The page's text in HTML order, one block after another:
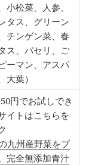
小松菜、人参、
タス、グリーン
チンゲン菜、春
ス、パセリ、ご
ーマン、アスパ
大葉）
円でお試しでき
イトはこちらを
九州産野菜をブ
完全無添加青汁